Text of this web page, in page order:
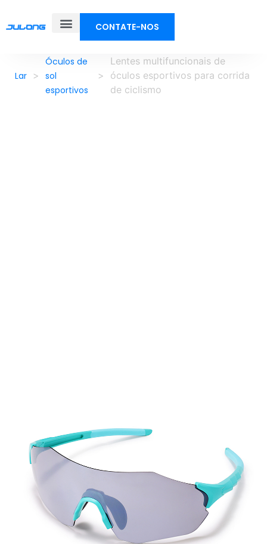
CONTATE-NOS
Lar >
Óculos de
sol
esportivos
>
Lentes multifuncionais de
óculos esportivos para corrida
de ciclismo